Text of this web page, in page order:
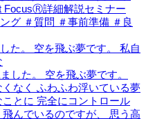
た。 空を飛ぶ夢です。 私自